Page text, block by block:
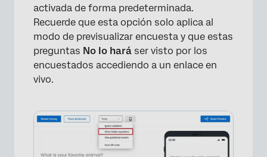
activada de forma predeterminada.
Recuerde que esta opción solo aplica al
modo de previsualizar encuesta y que estas
preguntas No lo hará ser visto por los
encuestados accediendo a un enlace en
vivo.